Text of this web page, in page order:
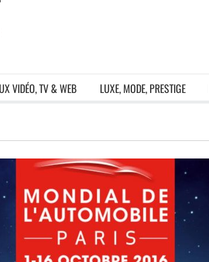
VIDÉO, TV & WEB LUXE, MODE, PRESTIGE